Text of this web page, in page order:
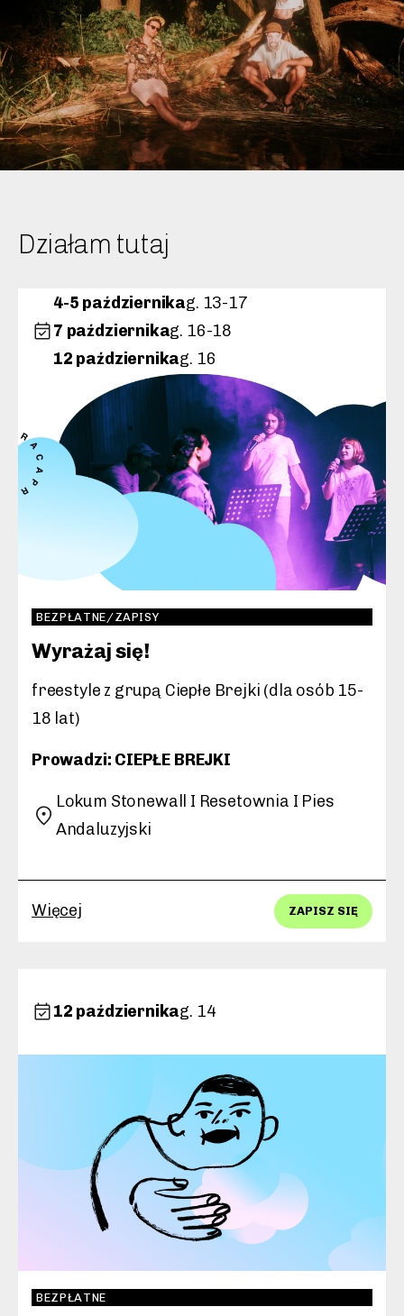
Działam tutaj
4-5 październikag. 13-17
7 październikag. 16-18
12 październikag. 16
BEZPŁATNE/ZAPISY
Wyrażaj się!
freestyle z grupą Ciepłe Brejki (dla osób 15-
18 lat)
Prowadzi: CIEPŁE BREJKI
Lokum Stonewall I Resetownia I Pies
Andaluzyjski
Więcej ZAPISZ SIĘ
12 październikag. 14
BEZPŁATNE